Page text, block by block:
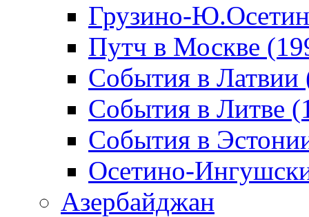
Грузино-
Путч в Москве
События в Латвии
События в Литве
События в
Осетино-
Азербайджан